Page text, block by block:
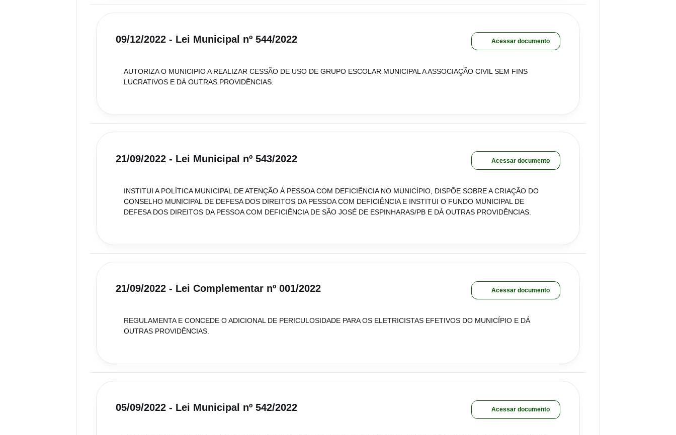
09/12/2022 - Lei Municipal nº 544/2022 Acessar documento
AUTORIZA O MUNICIPIO A REALIZAR CESSÃO DE USO DE GRUPO ESCOLAR MUNICIPAL A ASSOCIAÇÃO CIVIL SEM FINS
LUCRATIVOS E DÁ OUTRAS PROVIDÊNCIAS.
21/09/2022 - Lei Municipal nº 543/2022 Acessar documento
INSTITUI A POLÍTICA MUNICIPAL DE ATENÇÃO À PESSOA COM DEFICIÊNCIA NO MUNICÍPIO, DISPÕE SOBRE A CRIAÇÃO DO
CONSELHO MUNICIPAL DE DEFESA DOS DIREITOS DA PESSOA COM DEFICIÊNCIA E INSTITUI O FUNDO MUNICIPAL DE
DEFESA DOS DIREITOS DA PESSOA COM DEFICIÊNCIA DE SÃO JOSÉ DE ESPINHARAS/PB E DÁ OUTRAS PROVIDÊNCIAS.
21/09/2022 - Lei Complementar nº 001/2022 Acessar documento
REGULAMENTA E CONCEDE O ADICIONAL DE PERICULOSIDADE PARA OS ELETRICISTAS EFETIVOS DO MUNICÍPIO E DÁ
OUTRAS PROVIDÊNCIAS.
05/09/2022 - Lei Municipal nº 542/2022 Acessar documento